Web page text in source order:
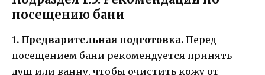
посещению бани
1. Предварительная подготовка. Перед
посещением бани рекомендуется принять
душ или ванну, чтобы очистить кожу от